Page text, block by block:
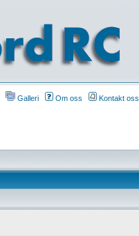
Galleri Om oss Kontakt oss